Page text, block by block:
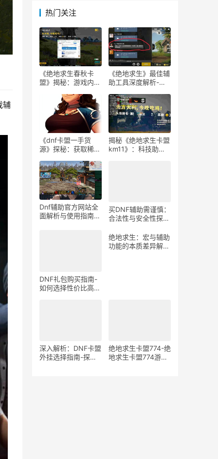
辅
热门关注
《绝地求生春秋卡
盟》揭秘：游戏内外
《绝地求生》最佳辅
助工具深度解析-
知：选择最佳游戏辅
助软件的指南
《dnf卡盟一手货
源》探秘：获取稀有
卡盟一手货源渠道解
析与购买指南
揭秘《绝地求生卡盟
km11》：科技助力
Dnf辅助官方网站全
面解析与使用指南-
买DNF辅助需谨慎：
合法性与安全性探
助工具的合法性与潜
在风险分析
DNF礼包购买指南-
如何选择性价比高的
绝地求生：宏与辅助
功能的本质差异解
深入解析：DNF卡盟
外挂选择指南-探索
绝地求生卡盟774-绝
地求生卡盟774游戏